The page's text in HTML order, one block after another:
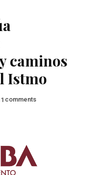
caminos
Istmo
comments